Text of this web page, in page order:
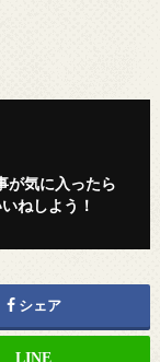
が気に入ったら
ねしよう！
シェア